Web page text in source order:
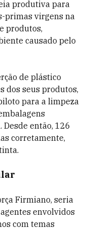
produtiva para
primas virgens na
produtos,
causado pelo
de plástico
dos seus produtos,
para a limpeza
então, 126
corretamente,
Firmiano, seria
envolvidos
com temas